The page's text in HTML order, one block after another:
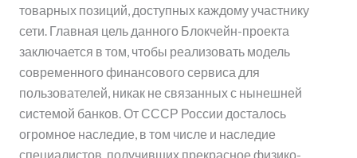
товарных позиций, доступных каждому участнику
сети. Главная цель данного Блокчейн-проекта
заключается в том, чтобы реализовать модель
современного финансового сервиса для
пользователей, никак не связанных с нынешней
системой банков. От СССР России досталось
огромное наследие, в том числе и наследие
специалистов, получивших прекрасное физико-